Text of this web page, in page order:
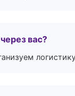
вас?